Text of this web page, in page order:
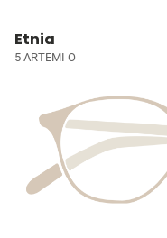
Etnia
5 ARTEMI O